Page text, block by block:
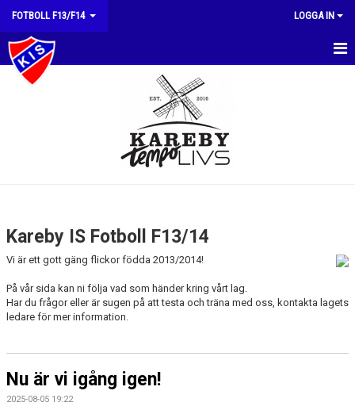
FOTBOLL F13/F14 LOGGA IN
HEM
BILDGALLERI
DOKUMENT
KONTAKT
Kareby IS Fotboll F13/14
Vi är ett gott gäng flickor födda 2013/2014!
På vår sida kan ni följa vad som händer kring vårt lag.
Har du frågor eller är sugen på att testa och träna med oss, kontakta lagets
ledare för mer information.
Nu är vi igång igen!
2025-08-05 19:22